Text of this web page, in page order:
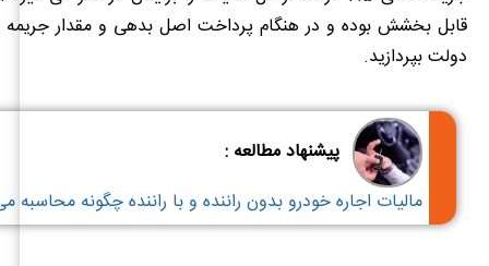
قابل بخشش بوده و در هنگام پرداخت اصل بدهی و مقدار جریمه
دولت بپردازید.
پیشنهاد مطالعه :
مالیات اجاره خودرو بدون راننده و با راننده چگونه محاسبه